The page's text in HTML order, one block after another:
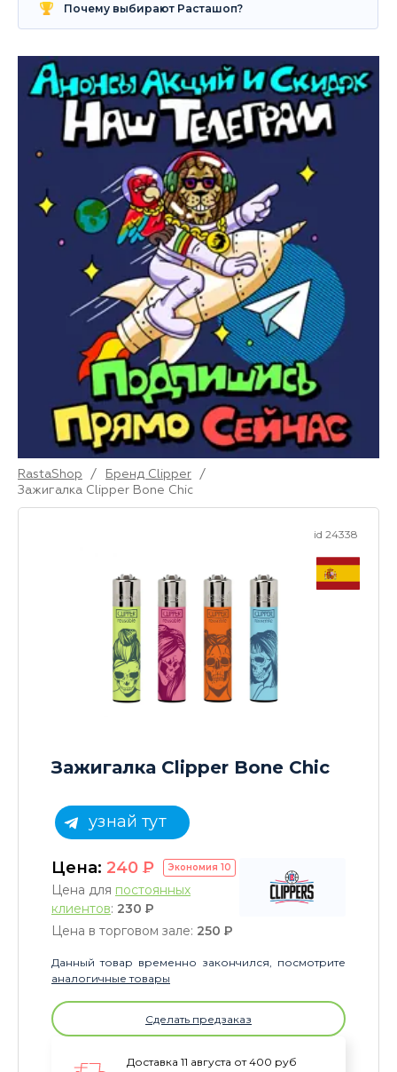
Почему выбирают Расташоп?
RastaShop / Бренд Clipper
/
Зажигалка Clipper Bone Chic
id 24338
Зажигалка Clipper Bone Chic
узнай тут
Цена: 240 P Экономия 10
Цена для постоянных
клиентов: 230 P
Цена в торговом зале: 250 P
Данный товар временно закончился, посмотрите
аналогичные товары
Сделать предзаказ
Доставка 11 августа от 400 руб